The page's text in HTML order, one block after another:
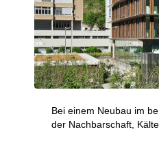
Bei einem Neubau im
der Nachbarschaft,